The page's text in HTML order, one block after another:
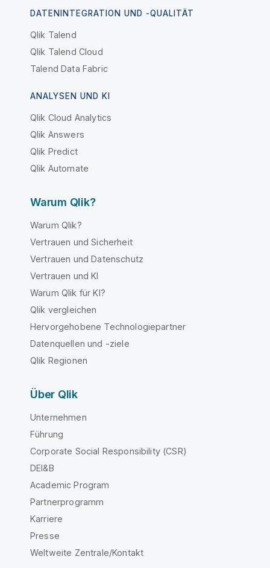
DATENINTEGRATION UND -QUALITÄT
Qlik Talend
Qlik Talend Cloud
Talend Data Fabric
ANALYSEN UND KI
Qlik Cloud Analytics
Qlik Answers
Qlik Predict
Qlik Automate
Warum Qlik?
Warum Qlik?
Vertrauen und Sicherheit
Vertrauen und Datenschutz
Vertrauen und KI
Warum Qlik für KI?
Qlik vergleichen
Hervorgehobene Technologiepartner
Datenquellen und -ziele
Qlik Regionen
Über Qlik
Unternehmen
Führung
Corporate Social Responsibility (CSR)
DEI&B
Academic Program
Partnerprogramm
Karriere
Presse
Weltweite Zentrale/Kontakt